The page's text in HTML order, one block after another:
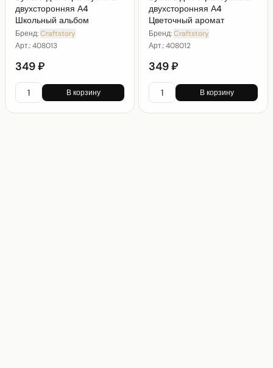
двухсторонняя А4
Школьный альбом
Бренд:Craftstory
Арт.:408013
349 ₽
В корзину
двухсторонняя А4
Цветочный аромат
Бренд:Craftstory
Арт.:408012
349 ₽
В корзину